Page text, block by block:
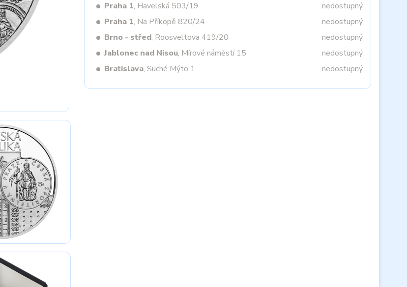
Praha 1, Havelská 503/19
nedostupný
Praha 1, Na Příkopě 820/24
nedostupný
Brno - střed, Roosveltova 419/20
nedostupný
Jablonec nad Nisou, Mírové náměstí 15
nedostupný
Bratislava, Suché Mýto 1 nedostupný